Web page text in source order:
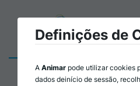
Definições de
A Animar pode utilizar cookies
dados deinício de sessão,